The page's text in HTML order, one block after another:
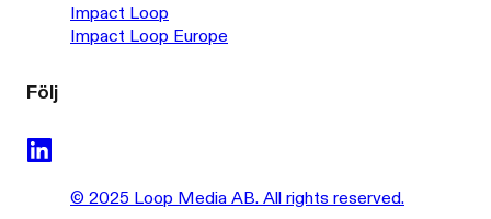
Impact Loop
Impact Loop Europe
Följ
© 2025 Loop Media AB. All rights reserved.